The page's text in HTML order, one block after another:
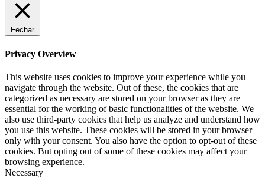
Fechar
Privacy Overview
This website uses cookies to improve your experience while you
navigate through the website. Out of these, the cookies that are
categorized as necessary are stored on your browser as they are
essential for the working of basic functionalities of the website. We
also use third-party cookies that help us analyze and understand how
you use this website. These cookies will be stored in your browser
only with your consent. You also have the option to opt-out of these
cookies. But opting out of some of these cookies may affect your
browsing experience.
Necessary